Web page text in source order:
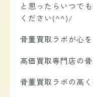
と思ったらいつで
ください(^^)/
骨董買取ラボが心
高価買取専門店の
骨董買取ラボの高